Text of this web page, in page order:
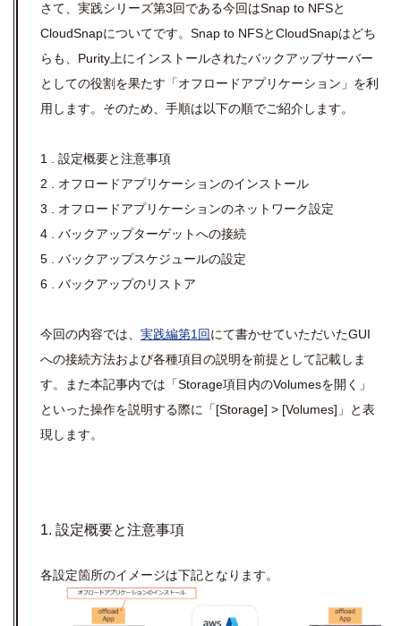
さて、実践シリーズ第3回である今回はSnap to NFSと
CloudSnapについてです。Snap to NFSとCloudSnapはどち
らも、Purity上にインストールされたバックアップサーバー
としての役割を果たす「オフロードアプリケーション」を利
用します。そのため、手順は以下の順でご紹介します。
1 . 設定概要と注意事項
2 . オフロードアプリケーションのインストール
3 . オフロードアプリケーションのネットワーク設定
4 . バックアップターゲットへの接続
5 . バックアップスケジュールの設定
6 . バックアップのリストア
今回の内容では、 実践編第1回にて書かせていただいたGUI
への接続方法および各種項目の説明を前提として記載しま
す。また本記事内では「Storage項目内のVolumesを開く」
といった操作を説明する際に「[Storage] > [Volumes]」と表
現します。
1. 設定概要と注意事項
各設定箇所のイメージは下記となります。